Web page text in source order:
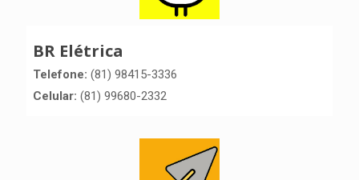
BR Elétrica
Telefone: (81) 98415-3336
Celular: (81) 99680-2332